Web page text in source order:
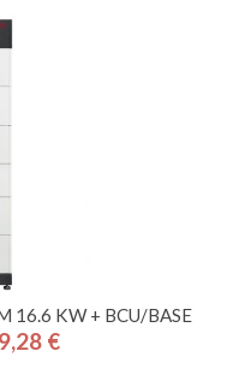
16.6 KW + BCU/BASE
€